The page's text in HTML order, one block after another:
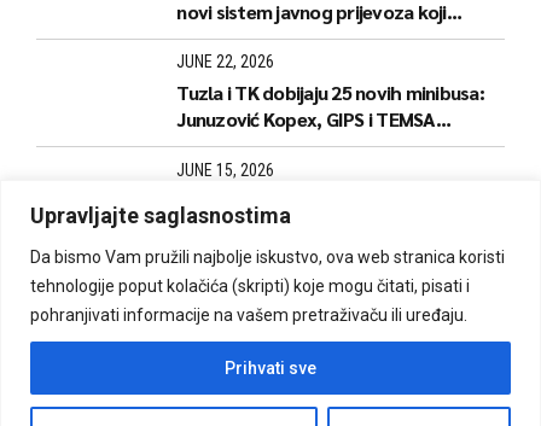
Upravljajte saglasnostima
Da bismo Vam pružili najbolje iskustvo, ova web stranica koristi
tehnologije poput kolačića (skripti) koje mogu čitati, pisati i
pohranjivati informacije na vašem pretraživaču ili uređaju.
Prihvati sve
novi sistem javnog prijevoza koji
donosi jeftinije karte i stabilnije linije
JUNE 22, 2026
Tuzla i TK dobijaju 25 novih minibusa:
Junuzović Kopex, GIPS i TEMSA
predstavili naredne korake
JUNE 15, 2026
Počela izrada i dopuna kartica za
kantonalne linije
Izrada i održavanje: Mono Digital d.o.o.